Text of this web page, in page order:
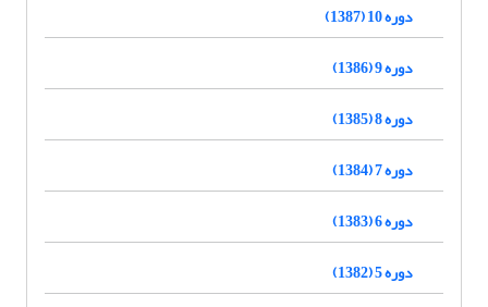
دوره 10 (1387)
دوره 9 (1386)
دوره 8 (1385)
دوره 7 (1384)
دوره 6 (1383)
دوره 5 (1382)